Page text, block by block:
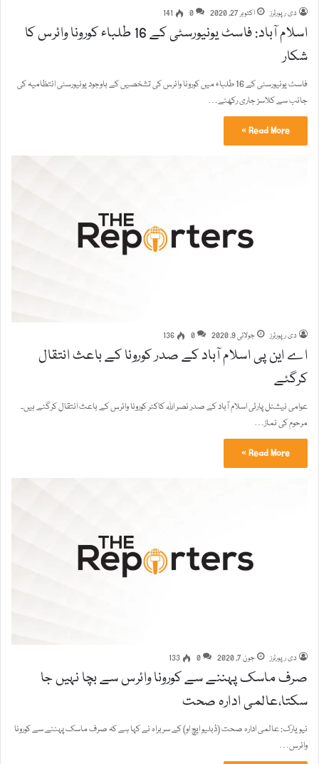
دی رپورٹرز اکتوبر 27, 2020 0
141
اسلام آباد: فاسٹ یونیورسٹی کے 16 طلباء کورونا وائرس کا
شکار
فاسٹ یونیورسٹی کے 16 طلباء میں کورونا وائرس کی تشخصیں کے باوجود یونیورسٹی انتظامیہ کی
جانب سے کلاسز جاری رکھنے…
Read More »
دی رپورٹرز جولائی 9, 2020 0
136
اے این پی اسلام آباد کے صدر کورونا کے باعث انتقال
کرگئے
عوامی نیشنل پارٹی اسلام آباد کے صدر نصر اللہ کاکٹر کورونا وائرس کے باعث انتقال کرگئے ہیں۔
مرحوم کی نماز…
Read More »
دی رپورٹرز جون 7, 2020 0
133
صرف ماسک پہننے سے کورونا وائرس سے بچا نہیں جا
سکتا،عالمی ادارہ صحت
نیو یارک: عالمی ادارہ صحت (ڈبلیو ایچ او) کے سربراہ نے کہا ہے کہ صرف ماسک پہننے سے کورونا
وائرس…